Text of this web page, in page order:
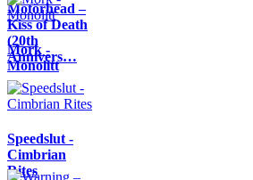
Motörhead –
Kiss of Death
(20th
Annivers…
Mork -
Monolitt
Speedslut -
Cimbrian
Rites